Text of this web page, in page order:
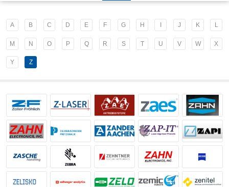
A B C D E F G H J K L
M N O P Q R S T U V W X
Y Z